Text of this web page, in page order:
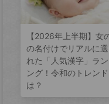
【2026年上半期】女
の名付けでリアルに
れた「人気漢字」ラ
ング！令和のトレンド
は？